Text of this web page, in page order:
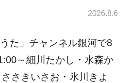
2026.8.6
た」チャンネル銀河で8
～細川たかし・水森か
さきいさお・氷川きよ